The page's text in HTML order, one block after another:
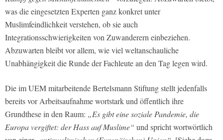
was die eingesetzten Experten ganz konkret unter
Muslimfeindlichkeit verstehen, ob sie auch
Integrationsschwierigkeiten von Zuwanderern einbeziehen.
Abzuwarten bleibt vor allem, wie viel weltanschauliche
Unabhängigkeit die Runde der Fachleute an den Tag legen wird.
Die im UEM mitarbeitende Bertelsmann Stiftung stellt jedenfalls
bereits vor Arbeitsaufnahme wortstark und öffentlich ihre
Grundthese in den Raum: „Es gibt eine soziale Pandemie, die
Europa vergiftet: der Hass auf Muslime“ und spricht wortwörtlich